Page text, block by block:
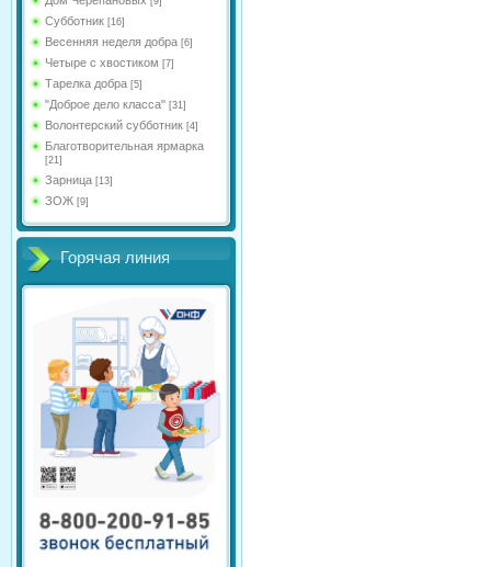
Субботник [16]
Весенняя неделя добра [6]
Четыре с хвостиком [7]
Тарелка добра [5]
"Доброе дело класса" [31]
Волонтерский субботник [4]
Благотворительная ярмарка
[21]
Зарница [13]
ЗОЖ [9]
Горячая линия